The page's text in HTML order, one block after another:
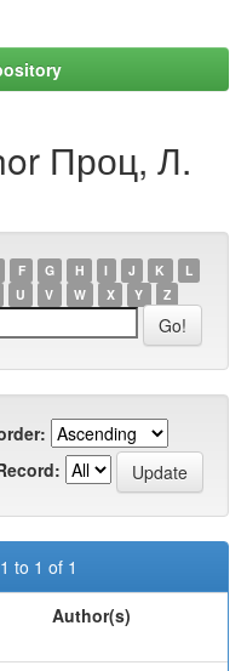
Проц, Л.
F G H I J K
L
U V W X Y Z
to 1 of 1
Author(s)